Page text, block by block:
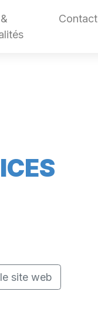
Contact
site web